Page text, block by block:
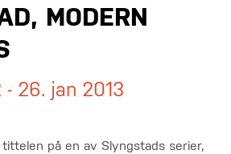
MODERN
- 26. jan 2013
på en av Slyngstads serier,